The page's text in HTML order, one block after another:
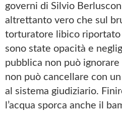
governi di Silvio
altrettanto vero che sul
torturatore libico riportato
sono state opacità e
pubblica non può
non può cancellare con
al sistema giudiziario.
l’acqua sporca anche il